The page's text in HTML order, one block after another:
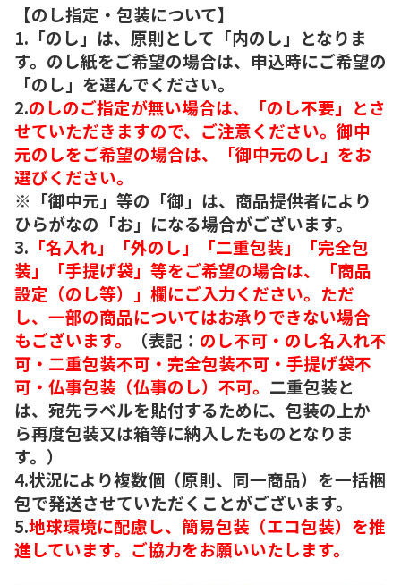
【のし指定・包装について】
1.「のし」は、原則として「内のし」となりま
す。のし紙をご希望の場合は、申込時にご希望の
「のし」を選んでください。
2.のしのご指定が無い場合は、「のし不要」とさ
せていただきますので、ご注意ください。御中
元のしをご希望の場合は、「御中元のし」をお
選びください。
※「御中元」等の「御」は、商品提供者により
ひらがなの「お」になる場合がございます。
3. 「名入れ」「外のし」「二重包装」「完全包
装」「手提げ袋」等をご希望の場合は、「商品
設定（のし等）」欄にご入力ください。ただ
し、一部の商品についてはお承りできない場合
もございます。
（表記： のし不可・のし名入れ不
可・二重包装不可・完全包装不可・手提げ袋不
可・仏事包装（仏事のし）不可。 二重包装と
は、宛先ラベルを貼付するために、包装の上か
ら再度包装又は箱等に納入したものとなりま
す。）
4.状況により複数個（原則、同一商品）を一括梱
包で発送させていただくことがございます。
5.地球環境に配慮し、簡易包装（エコ包装）を推
進しています。ご協力をお願いいたします。